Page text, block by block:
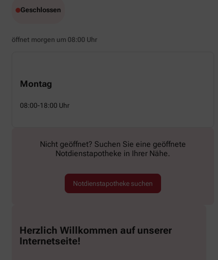
Geschlossen
öffnet morgen um 08:00 Uhr
Montag
08:00-18:00 Uhr
Nicht geöffnet? Suchen Sie eine geöffnete
Notdienstapotheke in Ihrer Nähe.
Notdienstapotheke suchen
Herzlich Willkommen auf unserer
Internetseite!